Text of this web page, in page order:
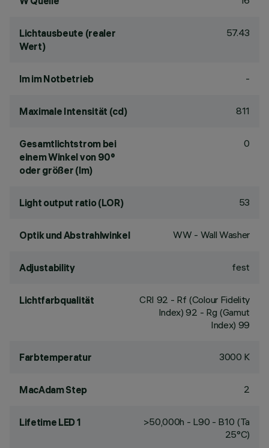
Lichtausbeute (realer
Wert)
57.43
lm im Notbetrieb -
Maximale Intensität (cd) 811
Gesamtlichtstrom bei
einem Winkel von 90°
oder größer (lm)
0
Light output ratio (LOR) 53
Optik und Abstrahlwinkel WW - Wall Washer
Adjustability fest
Lichtfarbqualität CRI 92 - Rf (Colour Fidelity
Index) 92 - Rg (Gamut
Index) 99
Farbtemperatur 3000 K
MacAdam Step 2
Lifetime LED 1
>50,000h - L90 - B10 (Ta
25°C)